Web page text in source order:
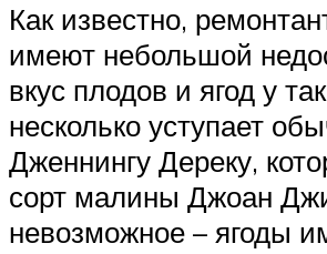
Как известно,
имеют небольшой
вкус плодов и ягод у
несколько уступает
Дженнингу Дереку,
сорт малины Джоан
невозможное – ягоды